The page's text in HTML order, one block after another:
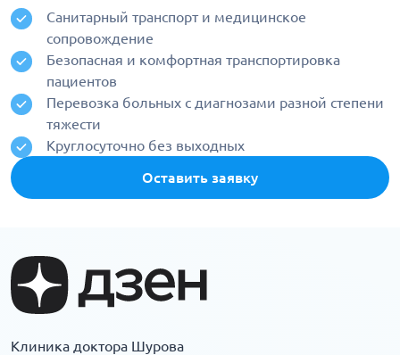
Санитарный транспорт и медицинское
сопровождение
Безопасная и комфортная транспортировка
пациентов
Перевозка больных с диагнозами разной степени
тяжести
Круглосуточно без выходных
Оставить заявку
Клиника доктора Шурова